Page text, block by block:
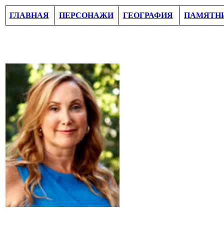
ГЛАВНАЯ ПЕРСОНАЖИ ГЕОГРАФИЯ